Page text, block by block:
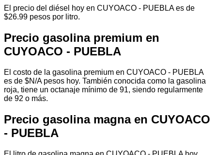
El precio del diésel hoy en CUYOACO - PUEBLA es de
$26.99 pesos por litro.
Precio gasolina premium en
CUYOACO - PUEBLA
El costo de la gasolina premium en CUYOACO - PUEBLA
es de $N/A pesos hoy. También conocida como la gasolina
roja, tiene un octanaje mínimo de 91, siendo regularmente
de 92 o más.
Precio gasolina magna en CUYOACO
- PUEBLA